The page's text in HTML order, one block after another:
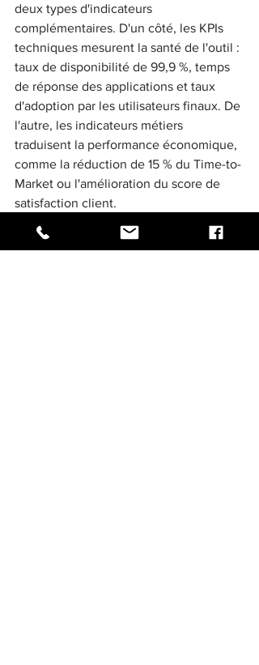
deux types d'indicateurs
complémentaires. D'un côté, les KPIs
techniques mesurent la santé de l'outil :
taux de disponibilité de 99,9 %, temps
de réponse des applications et taux
d'adoption par les utilisateurs finaux. De
l'autre, les indicateurs métiers
traduisent la performance économique,
comme la réduction de 15 % du Time-to-
Market ou l'amélioration du score de
satisfaction client.
La réussite de votre projet dépend de
votre agilité face aux imprévus.